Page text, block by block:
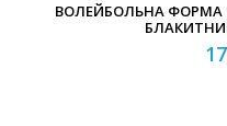
ВОЛЕЙБОЛЬНА ФОРМА